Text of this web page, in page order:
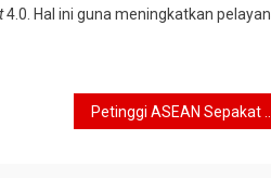
4.0. Hal ini guna meningkatkan
Petinggi ASEAN Sepakat